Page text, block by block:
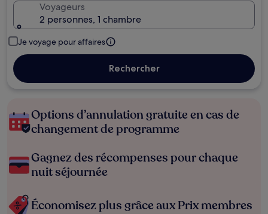
Voyageurs
2 personnes, 1 chambre
Je voyage pour affaires
Rechercher
Options d’annulation gratuite en cas de
changement de programme
Gagnez des récompenses pour chaque
nuit séjournée
Économisez plus grâce aux Prix membres